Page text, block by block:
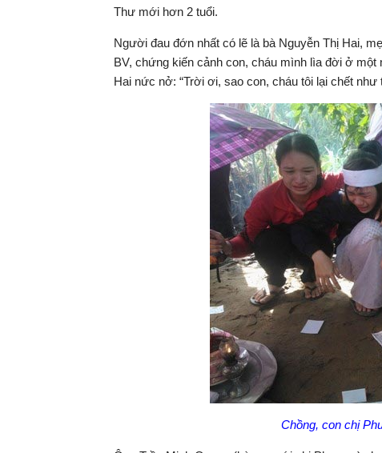
Thư mới hơn 2 tuổi.
Người đau đớn nhất có lẽ là bà Nguyễn Thị Hai,
BV, chứng kiến cảnh con, cháu mình lìa đời ở
Hai nức nở: “Trời ơi, sao con, cháu tôi lại chết như
Chồng, con chị